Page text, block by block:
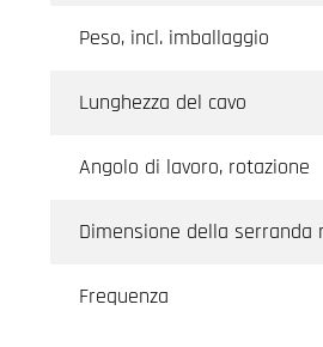
Peso, incl. imballaggio
Lunghezza del cavo
Angolo di lavoro, rotazione
Dimensione della serranda
Frequenza